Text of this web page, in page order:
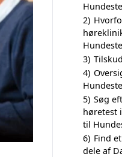
2)
3)
4)
5) Søg
høretest
til
6) Find
dele af